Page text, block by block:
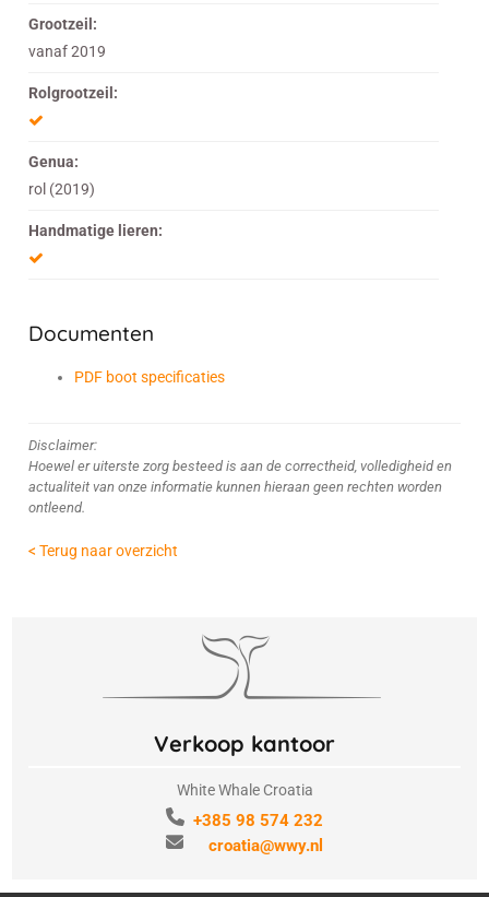
Grootzeil:
vanaf 2019
Rolgrootzeil:
Genua:
rol (2019)
Handmatige lieren:
Documenten
PDF boot specificaties
Disclaimer:
Hoewel er uiterste zorg besteed is aan de correctheid, volledigheid en
actualiteit van onze informatie kunnen hieraan geen rechten worden
ontleend.
< Terug naar overzicht
Verkoop kantoor
White Whale Croatia
+385 98 574 232
croatia@wwy.nl